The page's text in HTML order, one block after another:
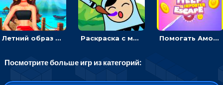
Летний образ для подруг: переодевать девочек для прогулки Раскраска с матрешками для девочек Помогать Амонг Ас бежать из комнаты через преграды - приключения
Посмотрите больше игр из категорий: